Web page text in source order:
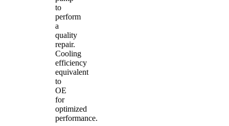
to
perform
a
quality
repair.
Cooling
efficiency
equivalent
to
OE
for
optimized
performance.